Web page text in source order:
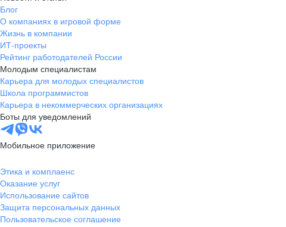
Блог
О компаниях в игровой форме
Жизнь в компании
ИТ-проекты
Рейтинг работодателей России
Молодым специалистам
Карьера для молодых специалистов
Школа программистов
Карьера в некоммерческих организациях
Боты для уведомлений
Мобильное приложение
Этика и комплаенс
Оказание услуг
Использование сайтов
Защита персональных данных
Пользовательское соглашение